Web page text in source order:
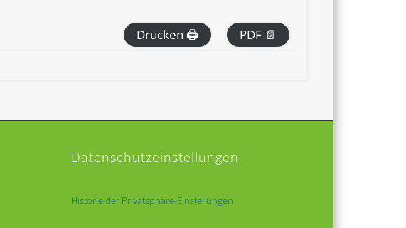
Drucken 🖨 PDF 📄
Datenschutzeinstellungen
Historie der Privatsphäre-Einstellungen